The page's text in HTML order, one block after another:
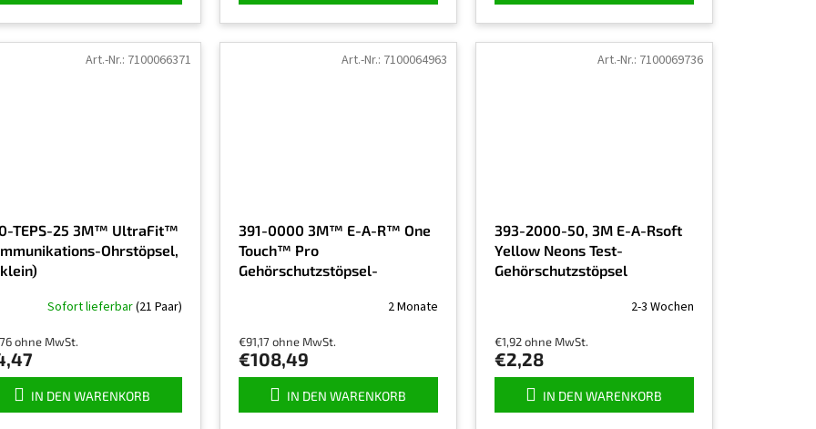
TEPS-25 3M™ UltraFit™
Ohrstöpsel,
Sofort lieferbar(21 Paar)
ohne MwSt.
IN DEN WARENKORB
Art.-Nr.: 7100066371
391-0000 3M™ E-A-R™ One
Touch™ Pro
Gehörschutzstöpsel-
2 Monate
€91,17 ohne MwSt.
€108,49
IN DEN WARENKORB
Art.-Nr.: 7100064963
393-2000-50, 3M E-A-Rsoft
Yellow Neons Test-
Gehörschutzstöpsel
2-3 Wochen
€1,92 ohne MwSt.
€2,28
IN DEN WARENKORB
Art.-Nr.: 7100069736